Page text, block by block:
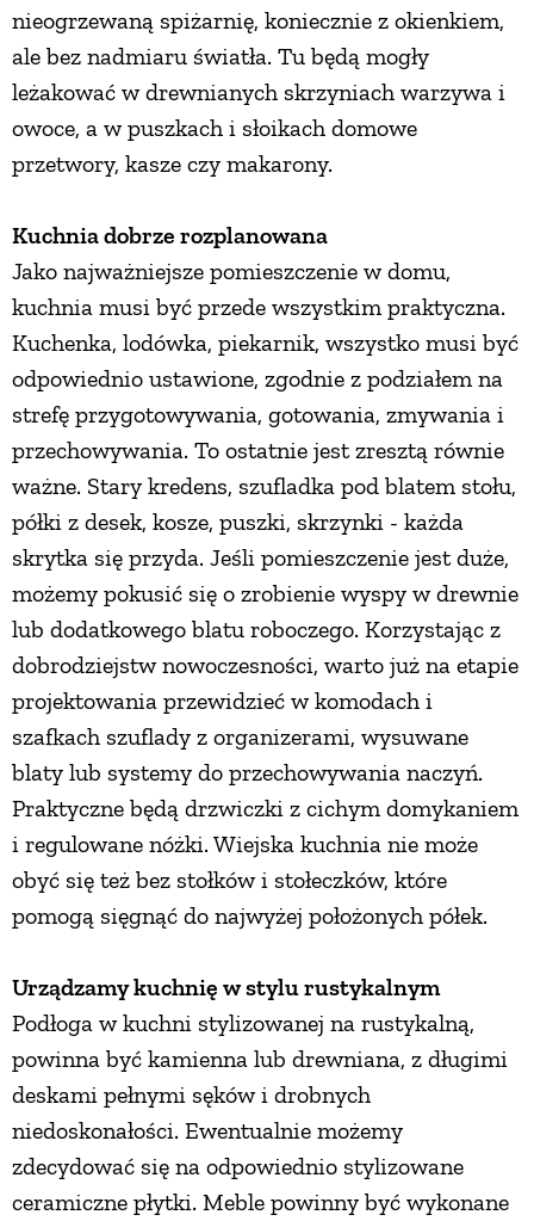
nieogrzewaną spiżarnię, koniecznie z okienkiem,
ale bez nadmiaru światła. Tu będą mogły
leżakować w drewnianych skrzyniach warzywa i
owoce, a w puszkach i słoikach domowe
przetwory, kasze czy makarony.
Kuchnia dobrze rozplanowana
Jako najważniejsze pomieszczenie w domu,
kuchnia musi być przede wszystkim praktyczna.
Kuchenka, lodówka, piekarnik, wszystko musi być
odpowiednio ustawione, zgodnie z podziałem na
strefę przygotowywania, gotowania, zmywania i
przechowywania. To ostatnie jest zresztą równie
ważne. Stary kredens, szufladka pod blatem stołu,
półki z desek, kosze, puszki, skrzynki - każda
skrytka się przyda. Jeśli pomieszczenie jest duże,
możemy pokusić się o zrobienie wyspy w drewnie
lub dodatkowego blatu roboczego. Korzystając z
dobrodziejstw nowoczesności, warto już na etapie
projektowania przewidzieć w komodach i
szafkach szuflady z organizerami, wysuwane
blaty lub systemy do przechowywania naczyń.
Praktyczne będą drzwiczki z cichym domykaniem
i regulowane nóżki. Wiejska kuchnia nie może
obyć się też bez stołków i stołeczków, które
pomogą sięgnąć do najwyżej położonych półek.
Urządzamy kuchnię w stylu rustykalnym
Podłoga w kuchni stylizowanej na rustykalną,
powinna być kamienna lub drewniana, z długimi
deskami pełnymi sęków i drobnych
niedoskonałości. Ewentualnie możemy
zdecydować się na odpowiednio stylizowane
ceramiczne płytki. Meble powinny być wykonane
ZRÓB TO SAM
PRZEPISY
ŚNIADANIA
PRZYSTAWKI
ZUPY
DANIA GŁÓWNE
CIASTA I DESERY
DODATKI
PRZETWORY
INNE